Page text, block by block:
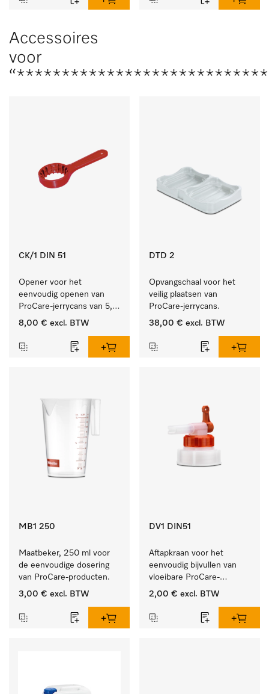
Vermogen 8 kg  in 49 min
Accessoires
voor
CK/1 DIN 51
Opener voor het
eenvoudig openen van
ProCare-jerrycans van 5,
10 en 20 l.
8,00 € excl. BTW
DTD 2
Opvangschaal voor het
veilig plaatsen van
ProCare-jerrycans.
38,00 € excl. BTW
MB1 250
Maatbeker, 250 ml voor
de eenvoudige dosering
van ProCare-producten.
3,00 € excl. BTW
DV1 DIN51
Aftapkraan voor het
eenvoudig bijvullen van
vloeibare ProCare-
producten.
2,00 € excl. BTW